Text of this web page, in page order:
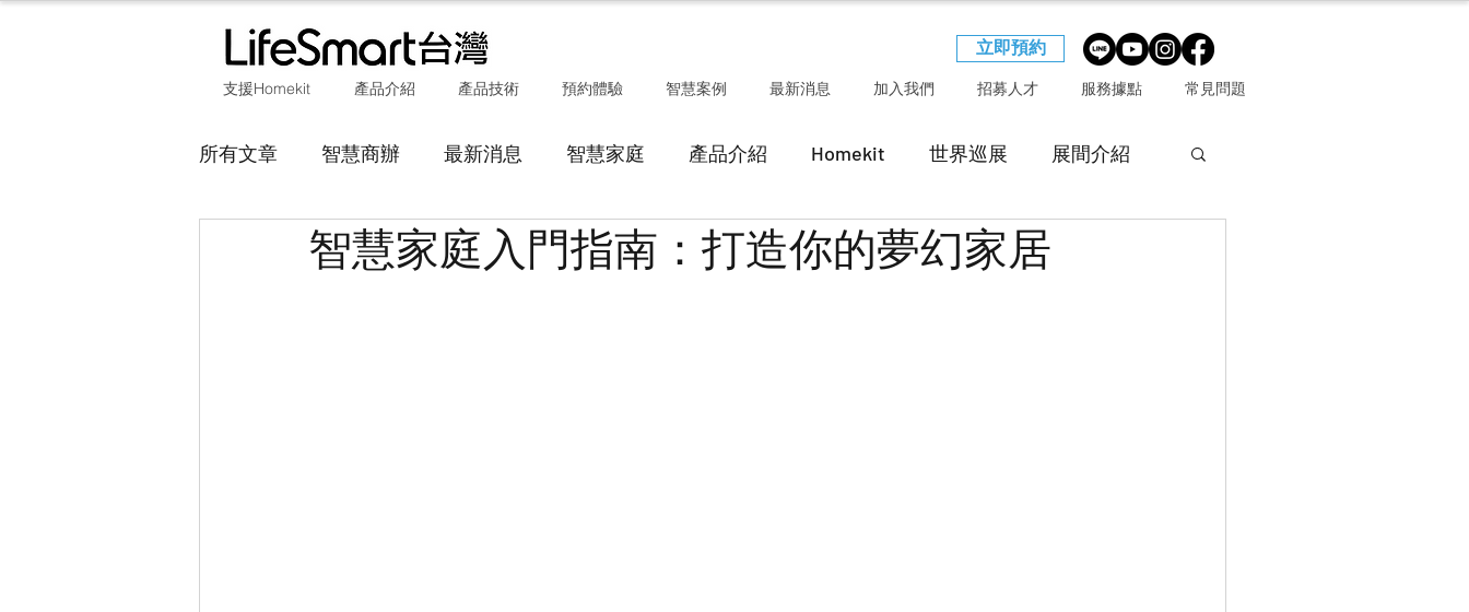
立即預約
支援Homekit 產品介紹 產品技術 預約體驗 智慧案例 最新消息 加入我們 招募人才 服務據點 常見問題
所有文章 智慧商辦 最新消息 智慧家庭 產品介紹 Homekit 世界巡展 展間介紹
SUBLIME智慧家庭入門指南：打造你的夢幻家居